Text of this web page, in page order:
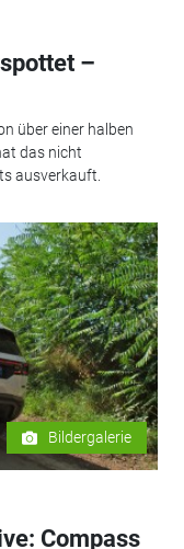
–
über einer halben
das nicht
ausverkauft.
Bildergalerie
Compass